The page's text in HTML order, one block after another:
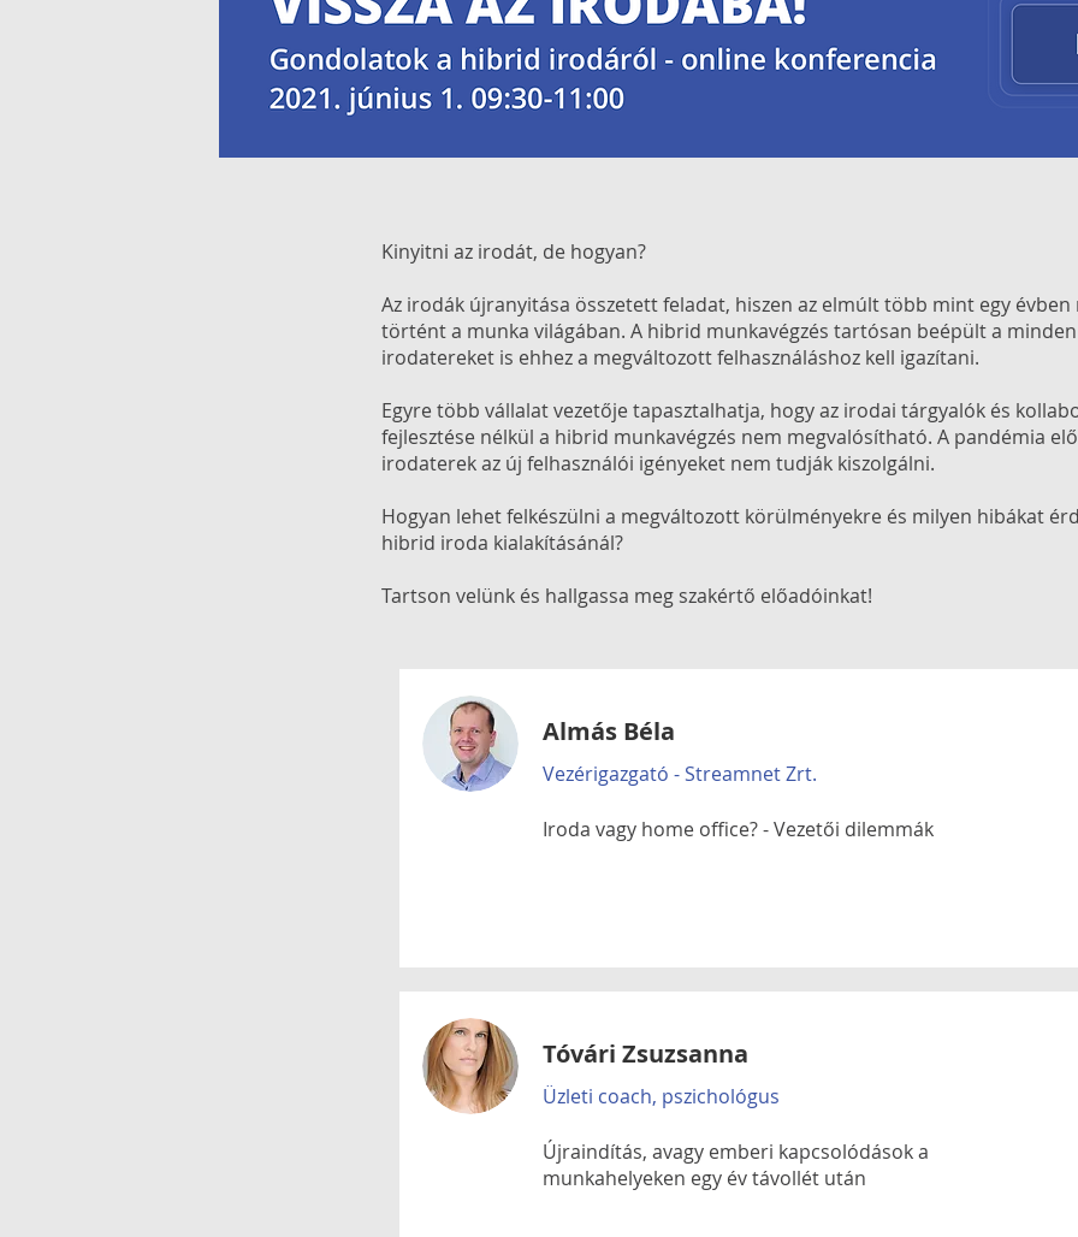
Kinyitni az irodát, de hogyan?
Az irodák újranyitása összetett feladat, hiszen az elmúlt több mint egy évben
történt a munka világában. A hibrid munkavégzés tartósan beépült a
irodatereket is ehhez a megváltozott felhasználáshoz kell igazítani.
Egyre több vállalat vezetője tapasztalhatja, hogy az irodai tárgyalók és
fejlesztése nélkül a hibrid munkavégzés nem megvalósítható. A pandémia
irodaterek az új felhasználói igényeket nem tudják kiszolgálni.
Hogyan lehet felkészülni a megváltozott körülményekre és milyen hibákat
hibrid iroda kialakításánál?
Tartson velünk és hallgassa meg szakértő előadóinkat!
Almás Béla
Vezérigazgató - Streamnet Zrt.
Iroda vagy home office? - Vezetői dilemmák
Tóvári Zsuzsanna
Üzleti coach, pszichológus
Újraindítás, avagy emberi kapcsolódások a
munkahelyeken egy év távollét után